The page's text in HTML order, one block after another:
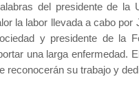
del presidente de la
la labor llevada a cabo por
y presidente de la
una larga enfermedad.
reconocerán su trabajo y